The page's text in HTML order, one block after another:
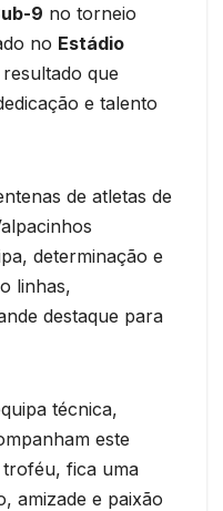
9 no torneio
no Estádio
que
e talento
de atletas de
determinação e
linhas,
destaque para
técnica,
este
fica uma
amizade e paixão